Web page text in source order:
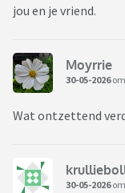
jou en je vriend.
Moyrrie
30-05-2026
Wat ontzettend
30-05-2026